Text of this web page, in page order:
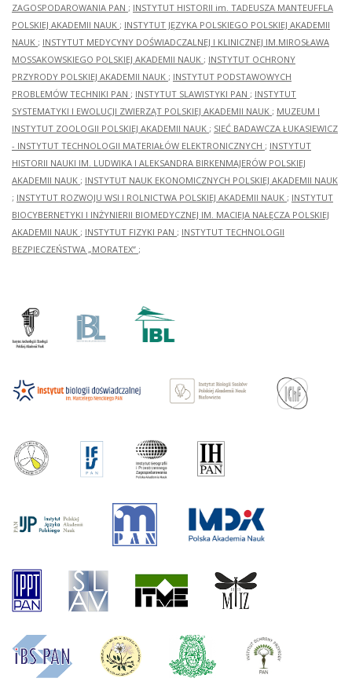
ZAGOSPODAROWANIA PAN ; INSTYTUT HISTORII im. TADEUSZA MANTEUFFLA
POLSKIEJ AKADEMII NAUK ; INSTYTUT JĘZYKA POLSKIEGO POLSKIEJ AKADEMII
NAUK ; INSTYTUT MEDYCYNY DOŚWIADCZALNEJ I KLINICZNEJ IM.MIROSŁAWA
MOSSAKOWSKIEGO POLSKIEJ AKADEMII NAUK ; INSTYTUT OCHRONY
PRZYRODY POLSKIEJ AKADEMII NAUK ; INSTYTUT PODSTAWOWYCH
PROBLEMÓW TECHNIKI PAN ; INSTYTUT SLAWISTYKI PAN ; INSTYTUT
SYSTEMATYKI I EWOLUCJI ZWIERZĄT POLSKIEJ AKADEMII NAUK ; MUZEUM I
INSTYTUT ZOOLOGII POLSKIEJ AKADEMII NAUK ; SIEĆ BADAWCZA ŁUKASIEWICZ
- INSTYTUT TECHNOLOGII MATERIAŁÓW ELEKTRONICZNYCH ; INSTYTUT
HISTORII NAUKI IM. LUDWIKA I ALEKSANDRA BIRKENMAJERÓW POLSKIEJ
AKADEMII NAUK ; INSTYTUT NAUK EKONOMICZNYCH POLSKIEJ AKADEMII NAUK
; INSTYTUT ROZWOJU WSI I ROLNICTWA POLSKIEJ AKADEMII NAUK ; INSTYTUT
BIOCYBERNETYKI I INŻYNIERII BIOMEDYCZNEJ IM. MACIEJA NAŁĘCZA POLSKIEJ
AKADEMII NAUK ; INSTYTUT FIZYKI PAN ; INSTYTUT TECHNOLOGII
BEZPIECZEŃSTWA „MORATEX” ;